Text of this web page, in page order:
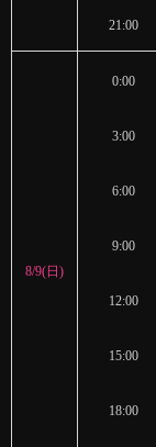
21:00
8/9(日)
0:00
3:00
6:00
9:00
12:00
15:00
18:00